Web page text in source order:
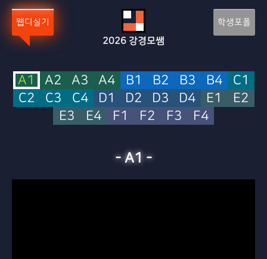
웹디실기 학생포폴
2026 강경모쌤
A1 A2 A3 A4 B1 B2 B3 B4
C1
C2
C3 C4 D1 D2 D3 D4 E1
E2
E3
E4 F1 F2 F3 F4
-A1 -